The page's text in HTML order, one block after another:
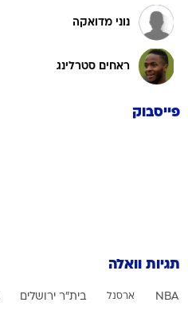
נוני מדואקה
ראחים סטרלינג
פייסבוק
תגיות וואלה
NBA ארסנל בית"ר ירושלים